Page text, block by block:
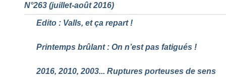
N°263 (juillet-août 2016)
Edito : Valls, et ça repart !
Printemps brûlant : On n’est pas fatigués !
2016, 2010, 2003... Ruptures porteuses de sens